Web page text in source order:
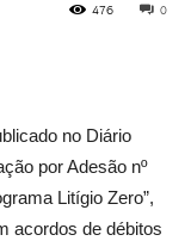
0
476
no Diário
por Adesão nº
Litígio Zero”,
acordos de débitos